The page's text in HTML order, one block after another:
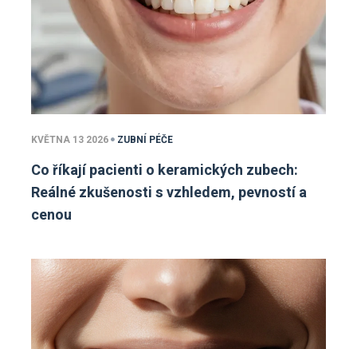
KVĚTNA 13 2026 ZUBNÍ PÉČE
Co říkají pacienti o keramických zubech:
Reálné zkušenosti s vzhledem, pevností a
cenou